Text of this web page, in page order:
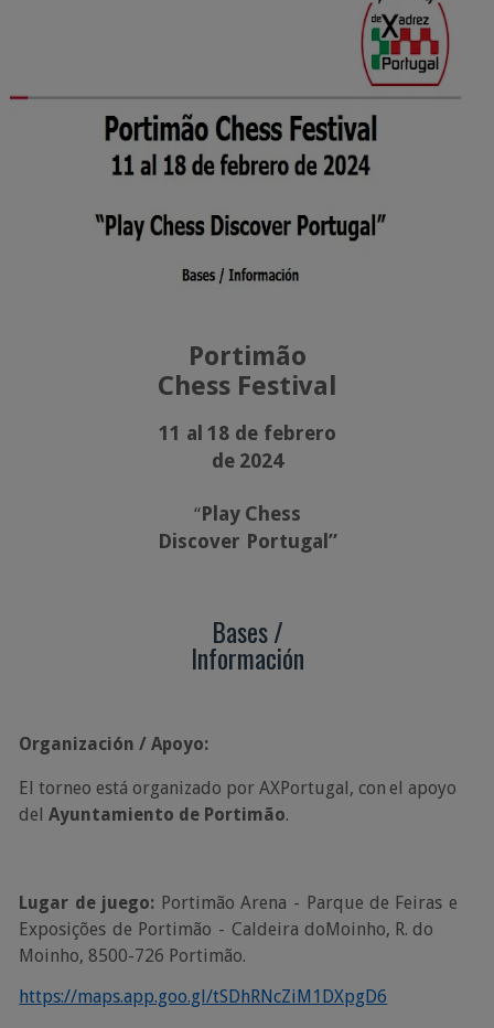
Portimão
Chess Festival
11 al 18 de febrero
de 2024
“Play Chess
Discover Portugal”
Bases/
Información
Organización / Apoyo:
El torneo está organizado por AXPortugal, con el apoyo
del Ayuntamiento de Portimão.
Lugar de juego: Portimão Arena - Parque de Feiras e
Exposições de Portimão - Caldeira doMoinho, R. do
Moinho, 8500-726 Portimão.
https://maps.app.goo.gl/tSDhRNcZiM1DXpgD6